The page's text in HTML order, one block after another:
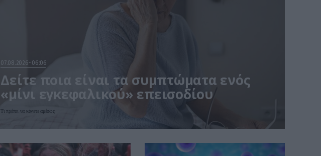
07.08.2026 06:06
Δείτε ποια είναι τα συμπτώματα ενός
«μίνι εγκεφαλικού» επεισοδίου
Τι πρέπει να κάνετε αμέσως